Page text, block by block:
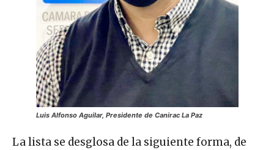
Luis Alfonso Aguilar, Presidente de Canirac La Paz
La lista se desglosa de la siguiente forma, de